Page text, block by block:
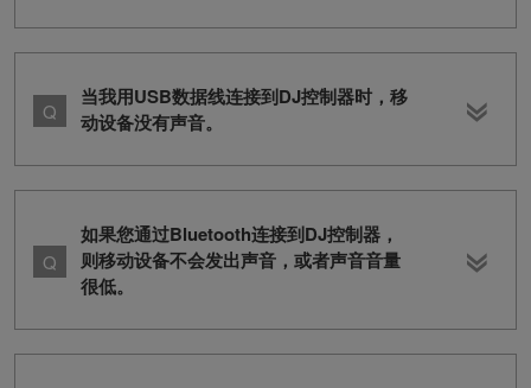
当我用USB数据线连接到DJ控制器时，移
动设备没有声音。
如果您通过Bluetooth连接到DJ控制器，
则移动设备不会发出声音，或者声音音量
很低。